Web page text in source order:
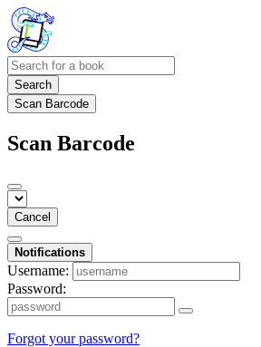
Search
Scan Barcode
Scan Barcode
Cancel
Notifications
Username:
Password:
Forgot your password?